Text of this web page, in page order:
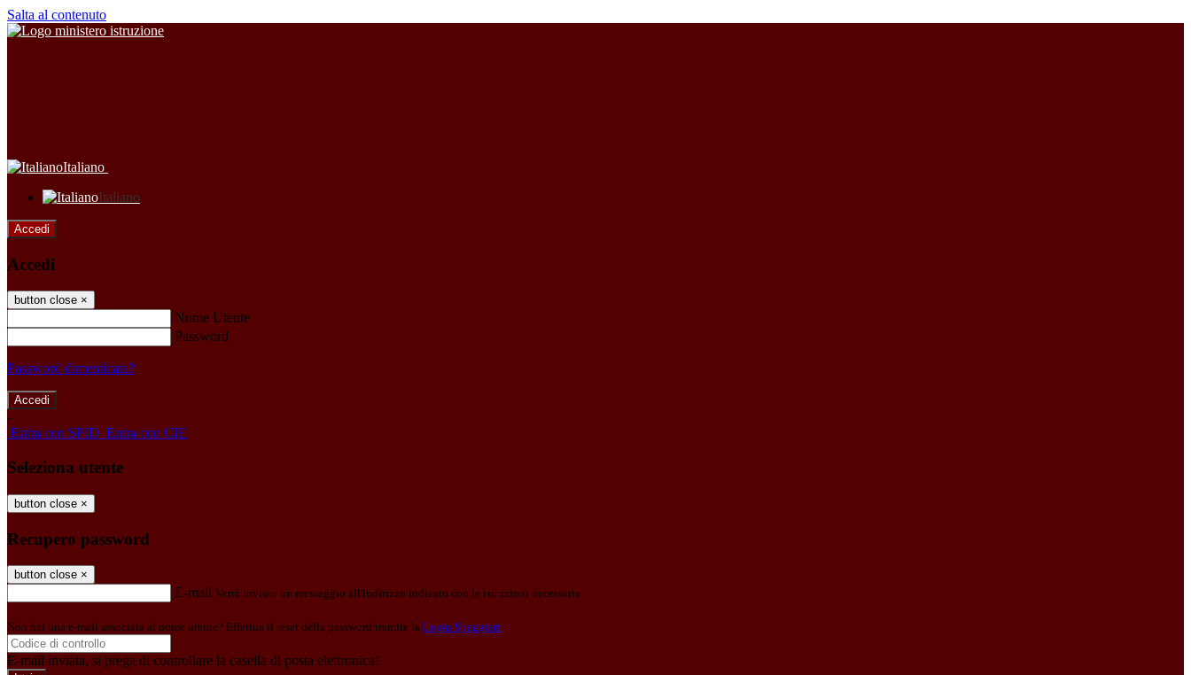
Salta al contenuto
Italiano
Italiano
Accedi
Accedi
button close ×
Nome Utente
Password
Password dimenticata?
-
Entra con SPID Entra con CIE
Seleziona utente
button close ×
Recupero password
button close ×
E-mail Verrà inviato un messaggio all'indirizzo indicato con le istruzioni necessarie.
Non hai una e-mail associata al nome utente? Effettua il reset della password tramite la Login Spaggiari
E-mail inviata, si prega di controllare la casella di posta elettronica!